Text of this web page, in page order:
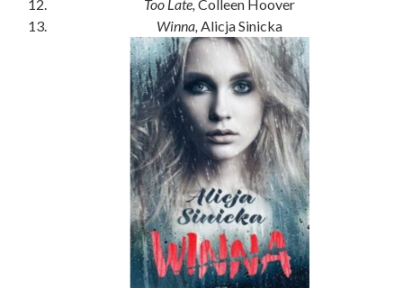
Too Late, Colleen Hoover
Winna, Alicja Sinicka